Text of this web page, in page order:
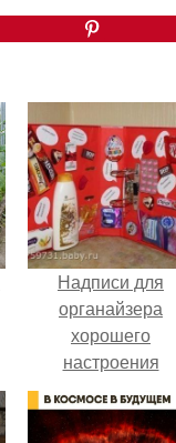
Надписи для
органайзера
хорошего
настроения
распечатать. Идеи
"Органайзеров